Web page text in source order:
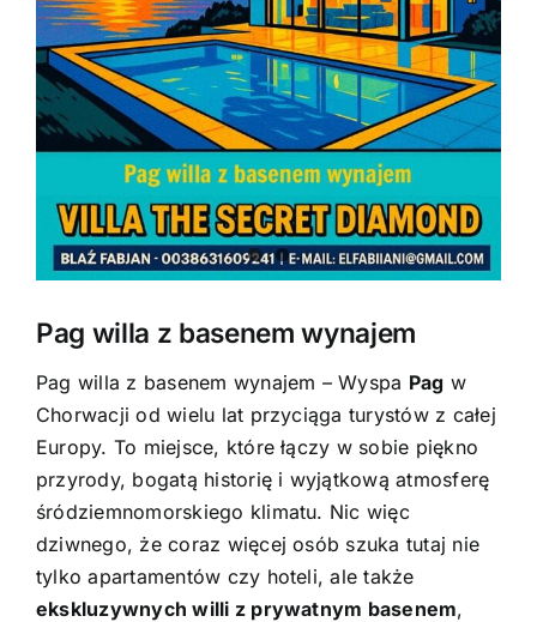
Pag willa z basenem wynajem
Pag willa z basenem wynajem – Wyspa Pag w
Chorwacji od wielu lat przyciąga turystów z całej
Europy. To miejsce, które łączy w sobie piękno
przyrody, bogatą historię i wyjątkową atmosferę
śródziemnomorskiego klimatu. Nic więc
dziwnego, że coraz więcej osób szuka tutaj nie
tylko apartamentów czy hoteli, ale także
ekskluzywnych willi z prywatnym basenem,